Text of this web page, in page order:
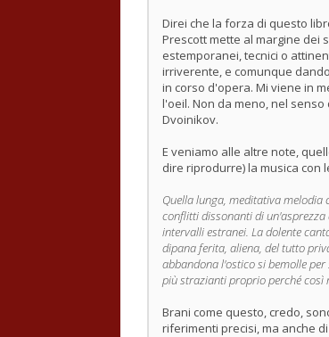
Direi che la forza di questo
Prescott mette al margine dei
estemporanei, tecnici o
irriverente, e comunque
in corso d'opera. Mi viene in
l'oeil. Non da meno, nel
Dvoinikov.
E veniamo alle altre note,
dire riprodurre) la musica con
Quella lunga, meditativa
conflitti dissonanti di
intervalli estranei. La dolente
dipana ferita, aliena, del tutto
abbandona l'ostico si bemolle
più strazianti proprio perché così
Brani come questo, credo,
riferimenti precisi, ma anche